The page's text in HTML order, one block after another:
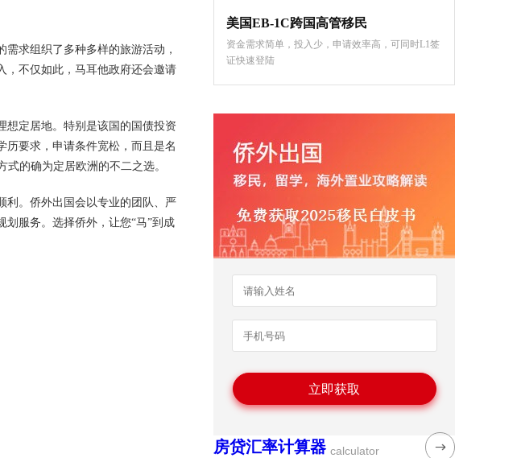
求组织了多种多样的旅游活动，
，不仅如此，马耳他政府还会邀请
定居地。特别是该国的国债投资
历要求，申请条件宽松，而且是名
的确为定居欧洲的不二之选。
。侨外出国会以专业的团队、严
服务。选择侨外，让您“马”到成
美国EB-1C跨国高管移民
资金需求简单，投入少，申请效率高，可同时L1签
证快速登陆
房贷汇率计算器 calculator